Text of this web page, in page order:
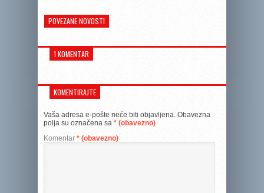
POVEZANE NOVOSTI
1 KOMENTAR
KOMENTIRAJTE
Vaša adresa e-pošte neće biti objavljena. Obavezna
polja su označena sa * (obavezno)
Komentar * (obavezno)